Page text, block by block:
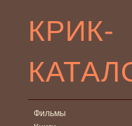
КРИК-
Фильмы